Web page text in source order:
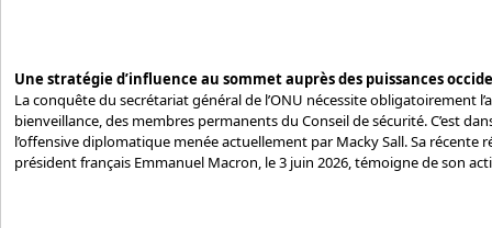
Une stratégie d’influence au sommet auprès des puissances
La conquête du secrétariat général de l’ONU nécessite obligatoirement
bienveillance, des membres permanents du Conseil de sécurité. C’est
l’offensive diplomatique menée actuellement par Macky Sall. Sa récente
président français Emmanuel Macron, le 3 juin 2026, témoigne de son